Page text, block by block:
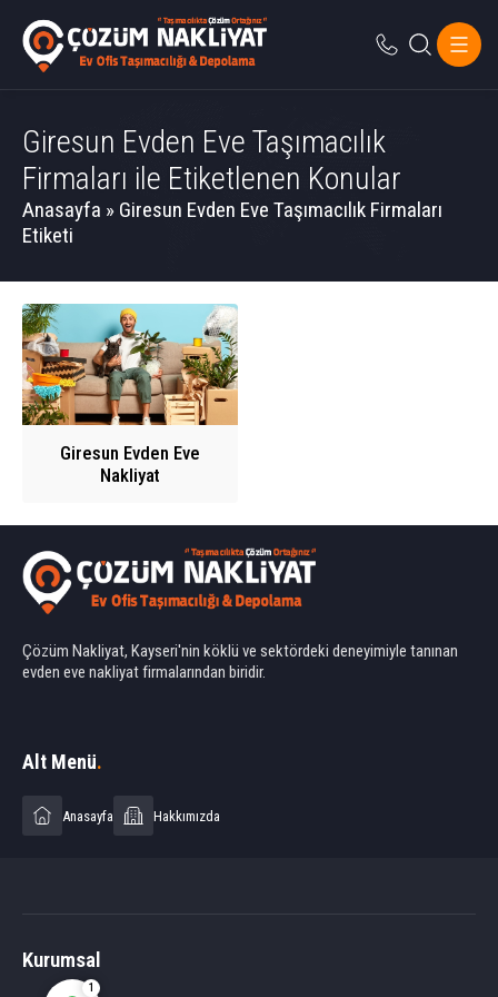
Giresun Evden Eve Taşımacılık
Firmaları ile Etiketlenen Konular
Anasayfa » Giresun Evden Eve Taşımacılık Firmaları
Etiketi
Giresun Evden Eve
Nakliyat
Çözüm Nakliyat, Kayseri'nin köklü ve sektördeki deneyimiyle tanınan
evden eve nakliyat firmalarından biridir.
Alt Menü.
Anasayfa Hakkımızda
Kurumsal
1